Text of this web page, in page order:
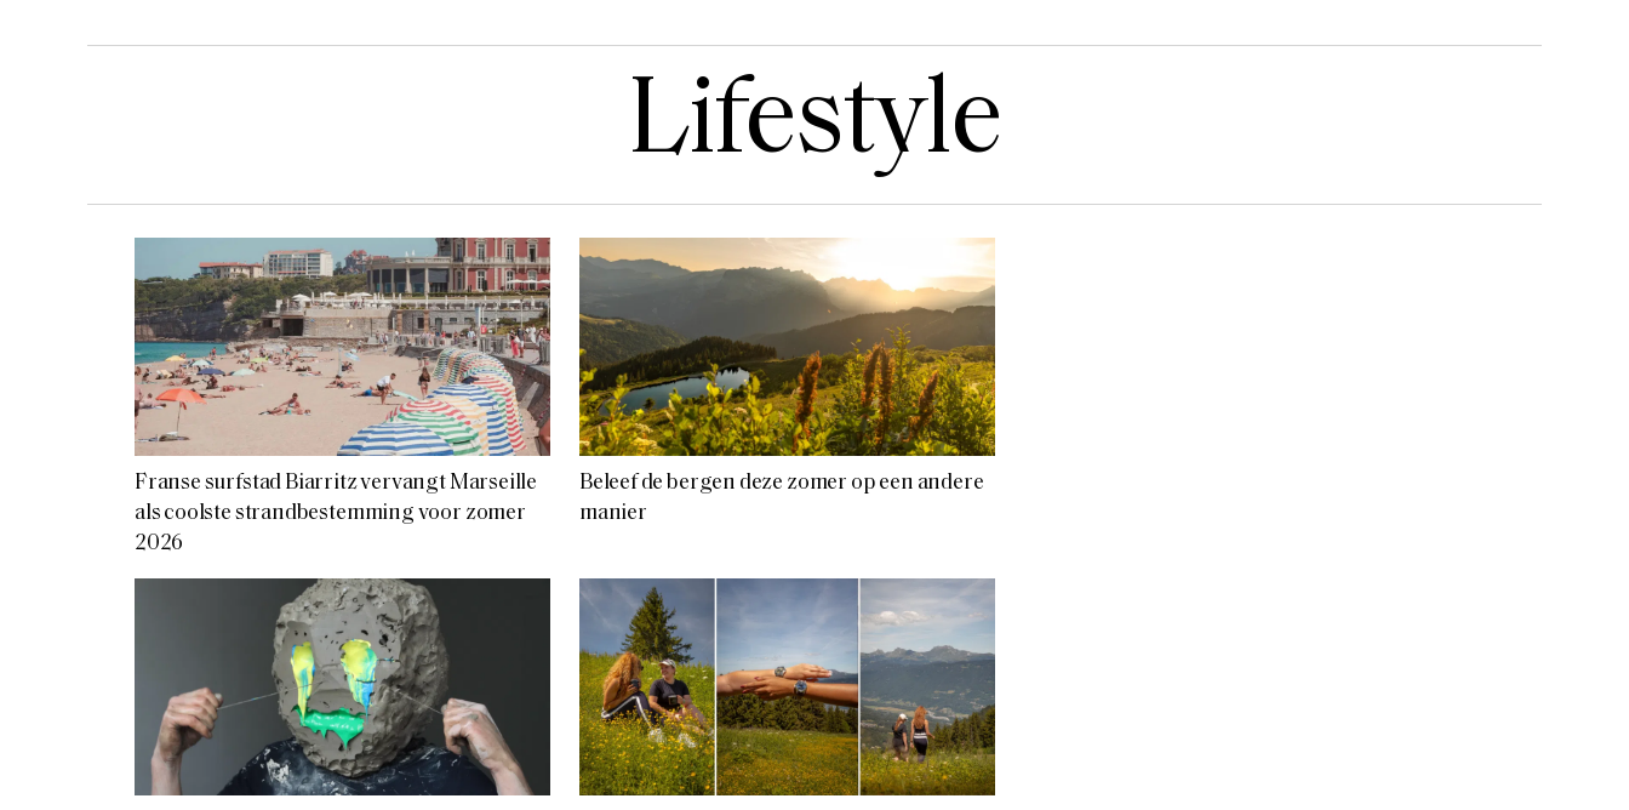
Lifestyle
Franse surfstad Biarritz vervangt Marseille
als coolste strandbestemming voor zomer
2026
Beleef de bergen deze zomer op een andere
manier